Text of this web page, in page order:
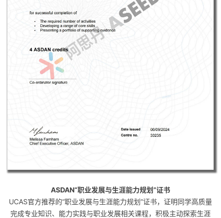
ASDAN“职业发展与生涯能力规划”证书
UCAS官方推荐的“职业发展与生涯能力规划”证书，证明同学高质量
完成专业知识、能力实践与职业发展相关课程，积极主动探索生涯